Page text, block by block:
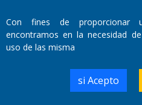
Santa Rosa, La Pampa.
Número de Registro DNDA:
RL-2019-55551274-APN-DNDA#MJ
Con fines de proporcionar
encontramos en la necesidad
uso de las misma
si Acepto